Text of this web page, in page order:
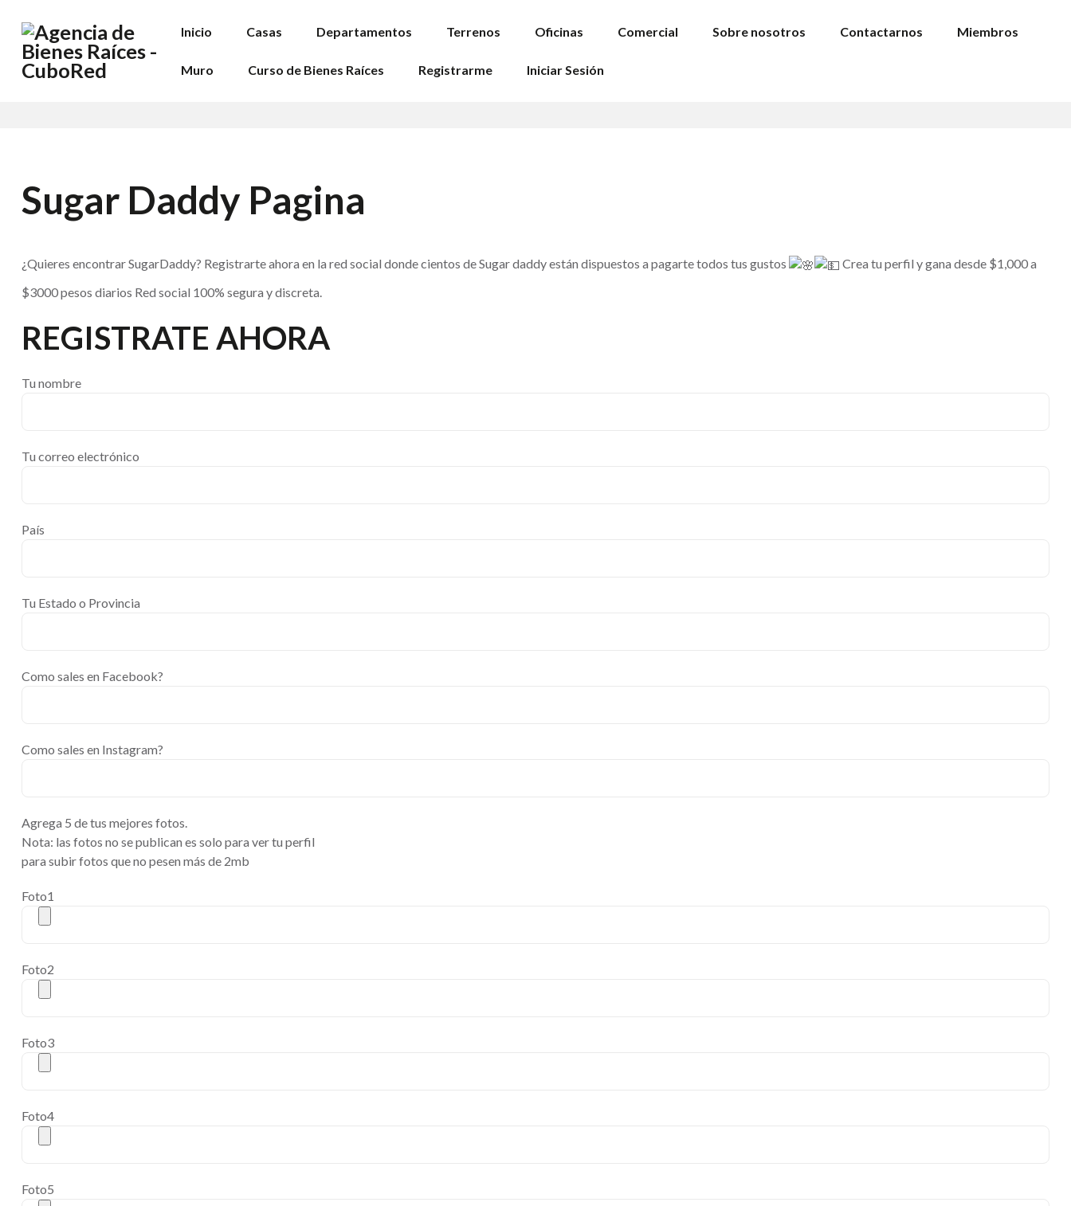
Inicio Casas Departamentos Terrenos Oficinas Comercial Sobre nosotros Contactarnos Miembros
Muro Curso de Bienes Raíces Registrarme Iniciar Sesión
Sugar Daddy Pagina
¿Quieres encontrar SugarDaddy? Registrarte ahora en la red social donde cientos de Sugar daddy están dispuestos a pagarte todos tus gustos
Crea tu perfil y gana desde $1,000 a
$3000 pesos diarios Red social 100% segura y discreta.
REGISTRATE AHORA
Tu nombre
Tu correo electrónico
País
Tu Estado o Provincia
Como sales en Facebook?
Como sales en Instagram?
Agrega 5 de tus mejores fotos.
Nota: las fotos no se publican es solo para ver tu perfil
para subir fotos que no pesen más de 2mb
Foto1
Foto2
Foto3
Foto4
Foto5